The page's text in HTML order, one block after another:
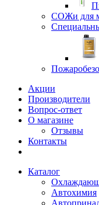
СОЖи для
Акции
Производители
Вопрос-ответ
О магазине
Отзывы
Контакты
Каталог
Автохимия